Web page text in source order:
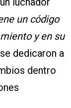
un código
y en su
dedicaron a
dentro